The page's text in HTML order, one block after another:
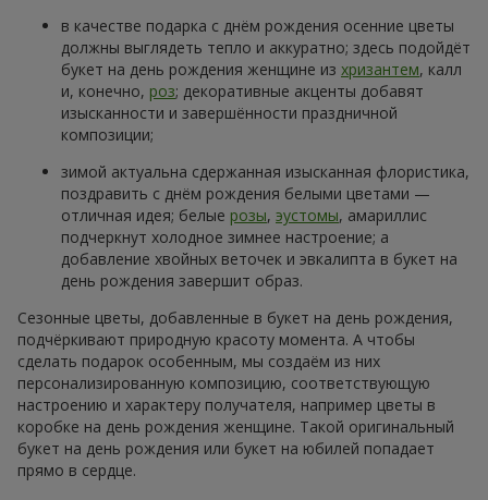
в качестве подарка с днём рождения осенние цветы
должны выглядеть тепло и аккуратно; здесь подойдёт
букет на день рождения женщине из хризантем, калл
и, конечно, роз; декоративные акценты добавят
изысканности и завершённости праздничной
композиции;
зимой актуальна сдержанная изысканная флористика,
поздравить с днём рождения белыми цветами —
отличная идея; белые розы, эустомы, амариллис
подчеркнут холодное зимнее настроение; а
добавление хвойных веточек и эвкалипта в букет на
день рождения завершит образ.
Сезонные цветы, добавленные в букет на день рождения,
подчёркивают природную красоту момента. А чтобы
сделать подарок особенным, мы создаём из них
персонализированную композицию, соответствующую
настроению и характеру получателя, например цветы в
коробке на день рождения женщине. Такой оригинальный
букет на день рождения или букет на юбилей попадает
прямо в сердце.